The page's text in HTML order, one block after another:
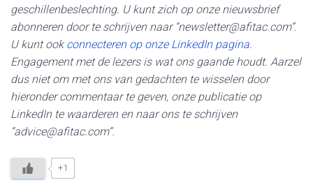
geschillenbeslechting. U kunt zich op onze nieuwsbrief
abonneren door te schrijven naar “newsletter@afitac.com”.
U kunt ookconnecteren op onze LinkedIn pagina.
Engagement met de lezers is wat ons gaande houdt. Aarzel
dus niet om met ons van gedachten te wisselen door
hieronder commentaar te geven, onze publicatie op
LinkedIn te waarderen en naar ons te schrijven
“advice@afitac.com”.
+1